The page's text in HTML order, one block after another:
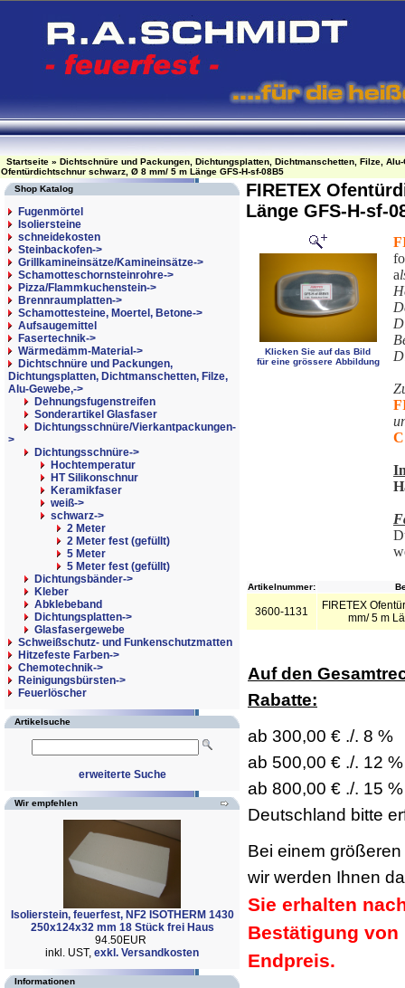
Startseite » Dichtschnüre und Packungen, Dichtungsplatten, Dichtmanschetten, Filze, Alu-
Ofentürdichtschnur schwarz, Ø 8 mm/ 5 m Länge GFS-H-sf-08B5
Shop Katalog
Fugenmörtel
Isoliersteine
schneidekosten
Steinbackofen->
Grillkamineinsätze/Kamineinsätze->
Schamotteschornsteinrohre->
Pizza/Flammkuchenstein->
Brennraumplatten->
Schamottesteine, Moertel, Betone->
Aufsaugemittel
Fasertechnik->
Wärmedämm-Material->
Dichtschnüre und Packungen,
Dichtungsplatten, Dichtmanschetten, Filze,
Alu-Gewebe,->
Dehnungsfugenstreifen
Sonderartikel Glasfaser
Dichtungsschnüre/Vierkantpackungen-
>
Dichtungsschnüre->
Hochtemperatur
HT Silikonschnur
Keramikfaser
weiß->
schwarz->
2 Meter
2 Meter fest (gefüllt)
5 Meter
5 Meter fest (gefüllt)
Dichtungsbänder->
Kleber
Abklebeband
Dichtungsplatten->
Glasfasergewebe
Schweißschutz- und Funkenschutzmatten
Hitzefeste Farben->
Chemotechnik->
Reinigungsbürsten->
Feuerlöscher
Artikelsuche
erweiterte Suche
Wir empfehlen
Isolierstein, feuerfest, NF2 ISOTHERM 1430
250x124x32 mm 18 Stück frei Haus
94.50EUR
inkl. UST, exkl. Versandkosten
Informationen
FIRETEX
Länge GFS-H-sf-
Klicken Sie auf das Bild
für eine grössere Abbildung
a
Artikelnummer:
3600-1131
FIRETEX
mm/ 5 m
Auf den
Rabatte:
ab 300,00 € ./. 8 %
ab 500,00 € ./. 12 %
ab 800,00 € ./. 15
Deutschland bitte
Bei einem
wir werden Ihnen
Sie erhalten
Bestätigung von
Endpreis.